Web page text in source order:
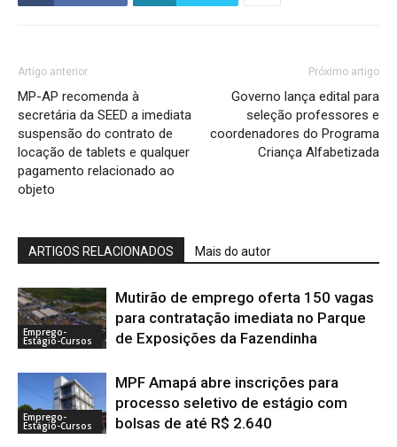
Artigo anterior
MP-AP recomenda à
secretária da SEED a imediata
suspensão do contrato de
locação de tablets e qualquer
pagamento relacionado ao
objeto
Próximo artigo
Governo lança edital para
seleção professores e
coordenadores do Programa
Criança Alfabetizada
ARTIGOS RELACIONADOS Mais do autor
Emprego-
Estágio-Cursos
Mutirão de emprego oferta 150 vagas
para contratação imediata no Parque
de Exposições da Fazendinha
Emprego-
Estágio-Cursos
MPF Amapá abre inscrições para
processo seletivo de estágio com
bolsas de até R$ 2.640